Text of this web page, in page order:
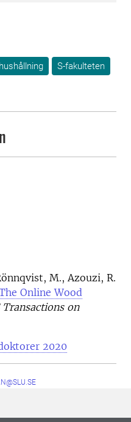
S-fakulteten
M., Azouzi, R.
Online Wood
Transactions on
2020